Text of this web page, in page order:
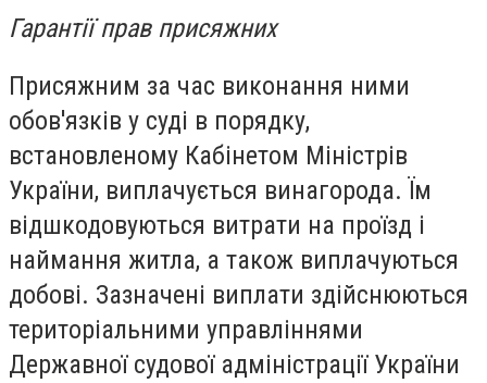
Гарантії прав присяжних
Присяжним за час виконання ними
обов'язків у суді в порядку,
встановленому Кабінетом Міністрів
України, виплачується винагорода. Їм
відшкодовуються витрати на проїзд і
наймання житла, а також виплачуються
добові. Зазначені виплати здійснюються
територіальними управліннями
Державної судової адміністрації України